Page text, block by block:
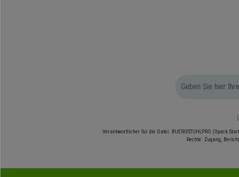
Verantwortlicher für die Datei: BUEROSTUHLPRO (Ilpack
Rechte: Zugang,